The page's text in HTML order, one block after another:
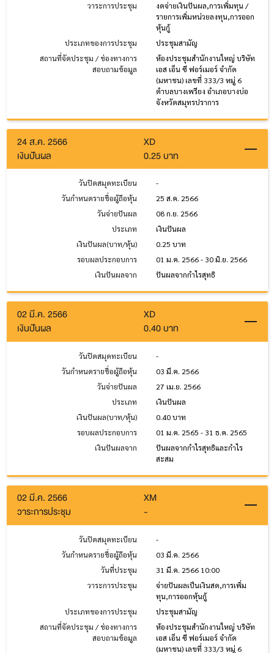
วาระการประชุม
งดจ่ายเงินปันผล,การเพิ่มทุน /
รายการเพิ่มหน่วยลงทุน,การออก
หุ้นกู้
ประเภทของการประชุม
ประชุมสามัญ
สถานที่จัดประชุม / ช่องทางการ
สอบถามข้อมูล
ห้องประชุมสำนักงานใหญ่ บริษัท
เอส เอ็น ซี ฟอร์เมอร์ จำกัด
(มหาชน) เลขที่ 333/3 หมู่ 6
ตำบลบางเพรียง อำเภอบางบ่อ
จังหวัดสมุทรปราการ
24 ส.ค. 2566
XD
เงินปันผล
0.25 บาท
วันปิดสมุดทะเบียน
-
วันกำหนดรายชื่อผู้ถือหุ้น
25 ส.ค. 2566
วันจ่ายปันผล
08 ก.ย. 2566
ประเภท
เงินปันผล
เงินปันผล(บาท/หุ้น)
0.25 บาท
รอบผลประกอบการ
01 ม.ค. 2566 - 30 มิ.ย. 2566
เงินปันผลจาก
ปันผลจากกำไรสุทธิ
02 มี.ค. 2566
XD
เงินปันผล
0.40 บาท
วันปิดสมุดทะเบียน
-
วันกำหนดรายชื่อผู้ถือหุ้น
03 มี.ค. 2566
วันจ่ายปันผล
27 เม.ย. 2566
ประเภท
เงินปันผล
เงินปันผล(บาท/หุ้น)
0.40 บาท
รอบผลประกอบการ
01 ม.ค. 2565 - 31 ธ.ค. 2565
เงินปันผลจาก
ปันผลจากกำไรสุทธิและกำไร
สะสม
02 มี.ค. 2566
XM
วาระการประชุม
-
วันปิดสมุดทะเบียน
-
วันกำหนดรายชื่อผู้ถือหุ้น
03 มี.ค. 2566
วันที่ประชุม
31 มี.ค. 2566 10:00
วาระการประชุม
จ่ายปันผลเป็นเงินสด,การเพิ่ม
ทุน,การออกหุ้นกู้
ประเภทของการประชุม
ประชุมสามัญ
สถานที่จัดประชุม / ช่องทางการ
สอบถามข้อมูล
ห้องประชุมสำนักงานใหญ่ บริษัท
เอส เอ็น ซี ฟอร์เมอร์ จำกัด
(มหาชน) เลขที่ 333/3 หมู่ 6